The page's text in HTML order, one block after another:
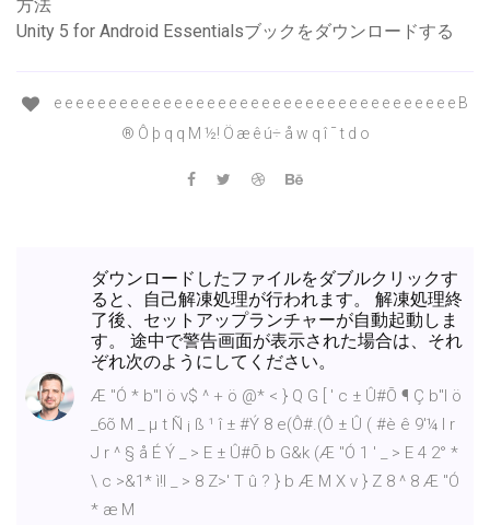
方法
Unity 5 for Android Essentialsブックをダウンロードする
e e e e e e e e e e e e e e e e e e e e e e e e e e e e e e e e e e e e e B
® Ô þ q q M ½! Ö æ ê ú÷ å w q î ¯ t d o
ダウンロードしたファイルをダブルクリックす
ると、自己解凍処理が行われます。 解凍処理終
了後、セットアップランチャーが自動起動しま
す。 途中で警告画面が表示された場合は、それ
ぞれ次のようにしてください。
Æ "Ó * b"I ö v$ ^ + ö @* < } Q G [ ' c ± Û#Õ ¶ Ç b"I ö
_6õ M _ µ t Ñ ¡ ß ¹ î ± #Ý 8 e(Ô#.(Ô ± Û ( #è ê 9'¼ I r
J r ^ § å É Ý _ > E ± Û#Õ b G&k (Æ "Ó 1 ' _ > E 4 2° *
\ c >&1* ì!l _ > 8 Z>' T û ? } b Æ M X v } Z 8 ^ 8 Æ "Ó
* æ M